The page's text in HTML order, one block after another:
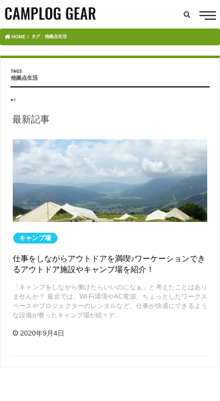
HOME タグ : 他拠点生活
他拠点生活
●×
最新記事
キャンプ場
仕事をしながらアウトドアを満喫♪ワーケーションでき
るアウトドア施設やキャンプ場を紹介！
「キャンプをしながら働けたらいいのになぁ」と考えたことはあり
ませんか？ 最近では、Wi-Fi環境やAC電源、ちょっとしたワークス
ペースやプロジェクターのレンタルなど、仕事が快適にできるよう
な設備が整ったキャンプ場が続々デ…
2020年9月4日